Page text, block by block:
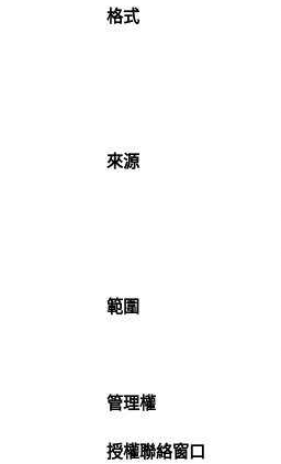
格式
來源
範圍
管理權
授權聯絡窗口